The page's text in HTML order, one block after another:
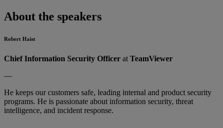
About the speakers
Robert Haist
Chief Information Security Officer at TeamViewer
—
He keeps our customers safe, leading internal and product security
programs. He is passionate about information security, threat
intelligence, and incident response.